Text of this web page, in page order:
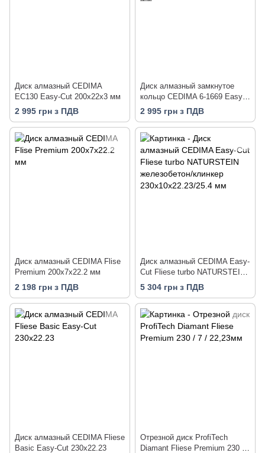
Диск алмазный CEDIMA
EC130 Easy-Cut 200х22х3 мм
2 995 грн з ПДВ
Диск алмазный замкнутое
кольцо CEDIMA 6-1669 Easy-
Cut 200х22х3 мм
2 995 грн з ПДВ
Диск алмазный CEDIMA Flise
Premium 200x7x22.2 мм
2 198 грн з ПДВ
Диск алмазный CEDIMA Easy-
Cut Fliese turbo NATURSTEIN
железобетон/клинкер
230х10х22.23/25.4 мм
5 304 грн з ПДВ
Диск алмазный CEDIMA Fliese
Basic Easy-Cut 230х22.23
Отрезной диск ProfiTech
Diamant Fliese Premium 230 /